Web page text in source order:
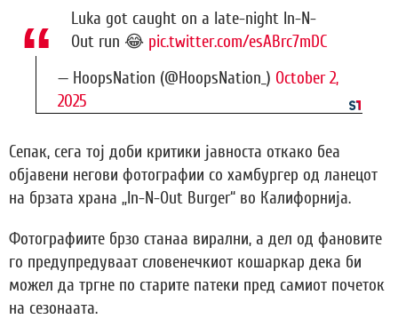
Luka got caught on a late-night In-N-
Out run 😂 pic.twitter.com/esABrc7mDC
— HoopsNation (@HoopsNation_) October 2,
2025
Сепак, сега тој доби критики јавноста откако беа
објавени негови фотографии со хамбургер од ланецот
на брзата храна „In-N-Out Burger“ во Калифорнија.
Фотографиите брзо станаа вирални, а дел од фановите
го предупредуваат словенечкиот кошаркар дека би
можел да тргне по старите патеки пред самиот почеток
на сезонаата.